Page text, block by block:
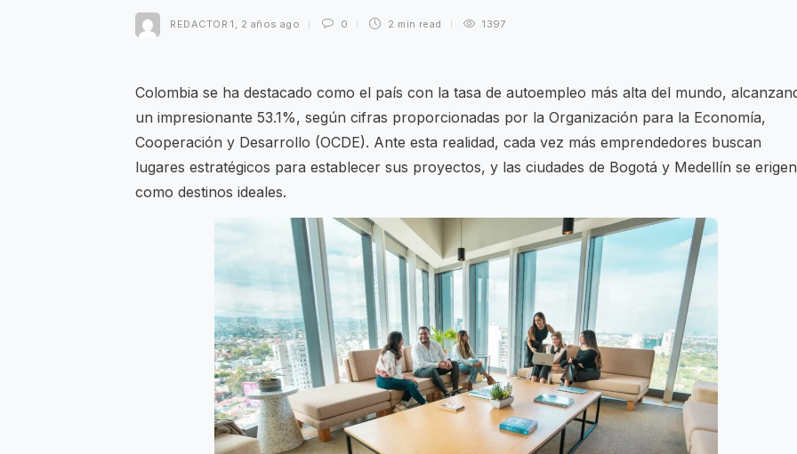
REDACTOR 1 , 2 años ago 0 2 min read 1397
Colombia se ha destacado como el país con la tasa de autoempleo más alta del mundo,
un impresionante 53.1%, según cifras proporcionadas por la Organización para la Economía,
Cooperación y Desarrollo (OCDE). Ante esta realidad, cada vez más emprendedores buscan
lugares estratégicos para establecer sus proyectos, y las ciudades de Bogotá y Medellín se erigen
como destinos ideales.